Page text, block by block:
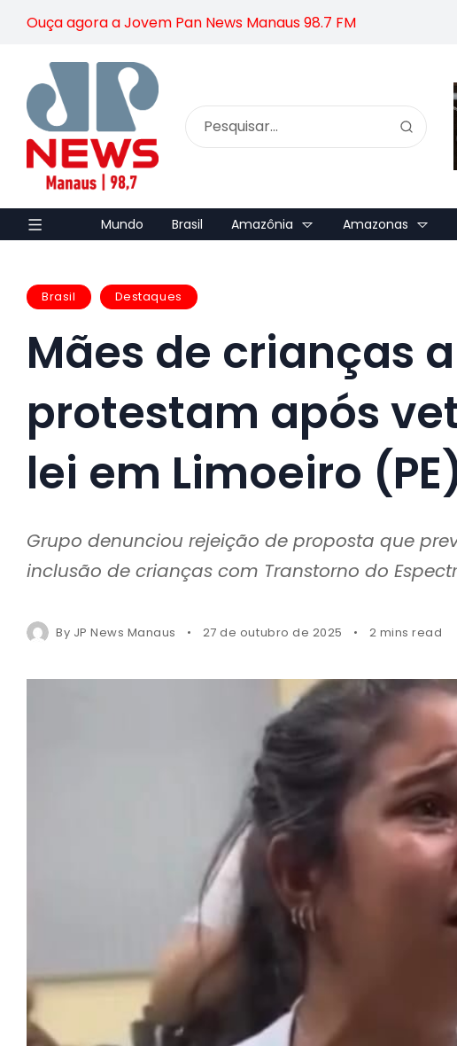
Ouça agora a Jovem Pan News Manaus 98.7 FM
Mundo Brasil Amazônia Amazonas
Brasil Destaques
Mães de crianças
protestam após
lei em Limoeiro
Grupo denunciou rejeição de proposta que
inclusão de crianças com Transtorno do
By JP News Manaus 27 de outubro de 2025 2 mins read